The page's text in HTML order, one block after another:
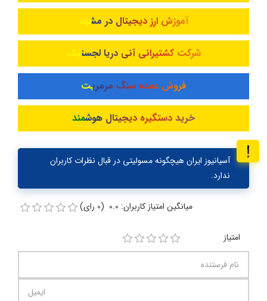
آموزش ارز دیجیتال در مشهد
شرکت کشتیرانی آنی دریا لجستیک
فروش عمده سنگ مرمریت
خرید دستگیره دیجیتال هوشمند
آسیانیوز ایران هیچگونه مسولیتی در قبال نظرات کاربران
ندارد.
میانگین امتیاز کاربران: 0.0 (0 رای)
امتیاز